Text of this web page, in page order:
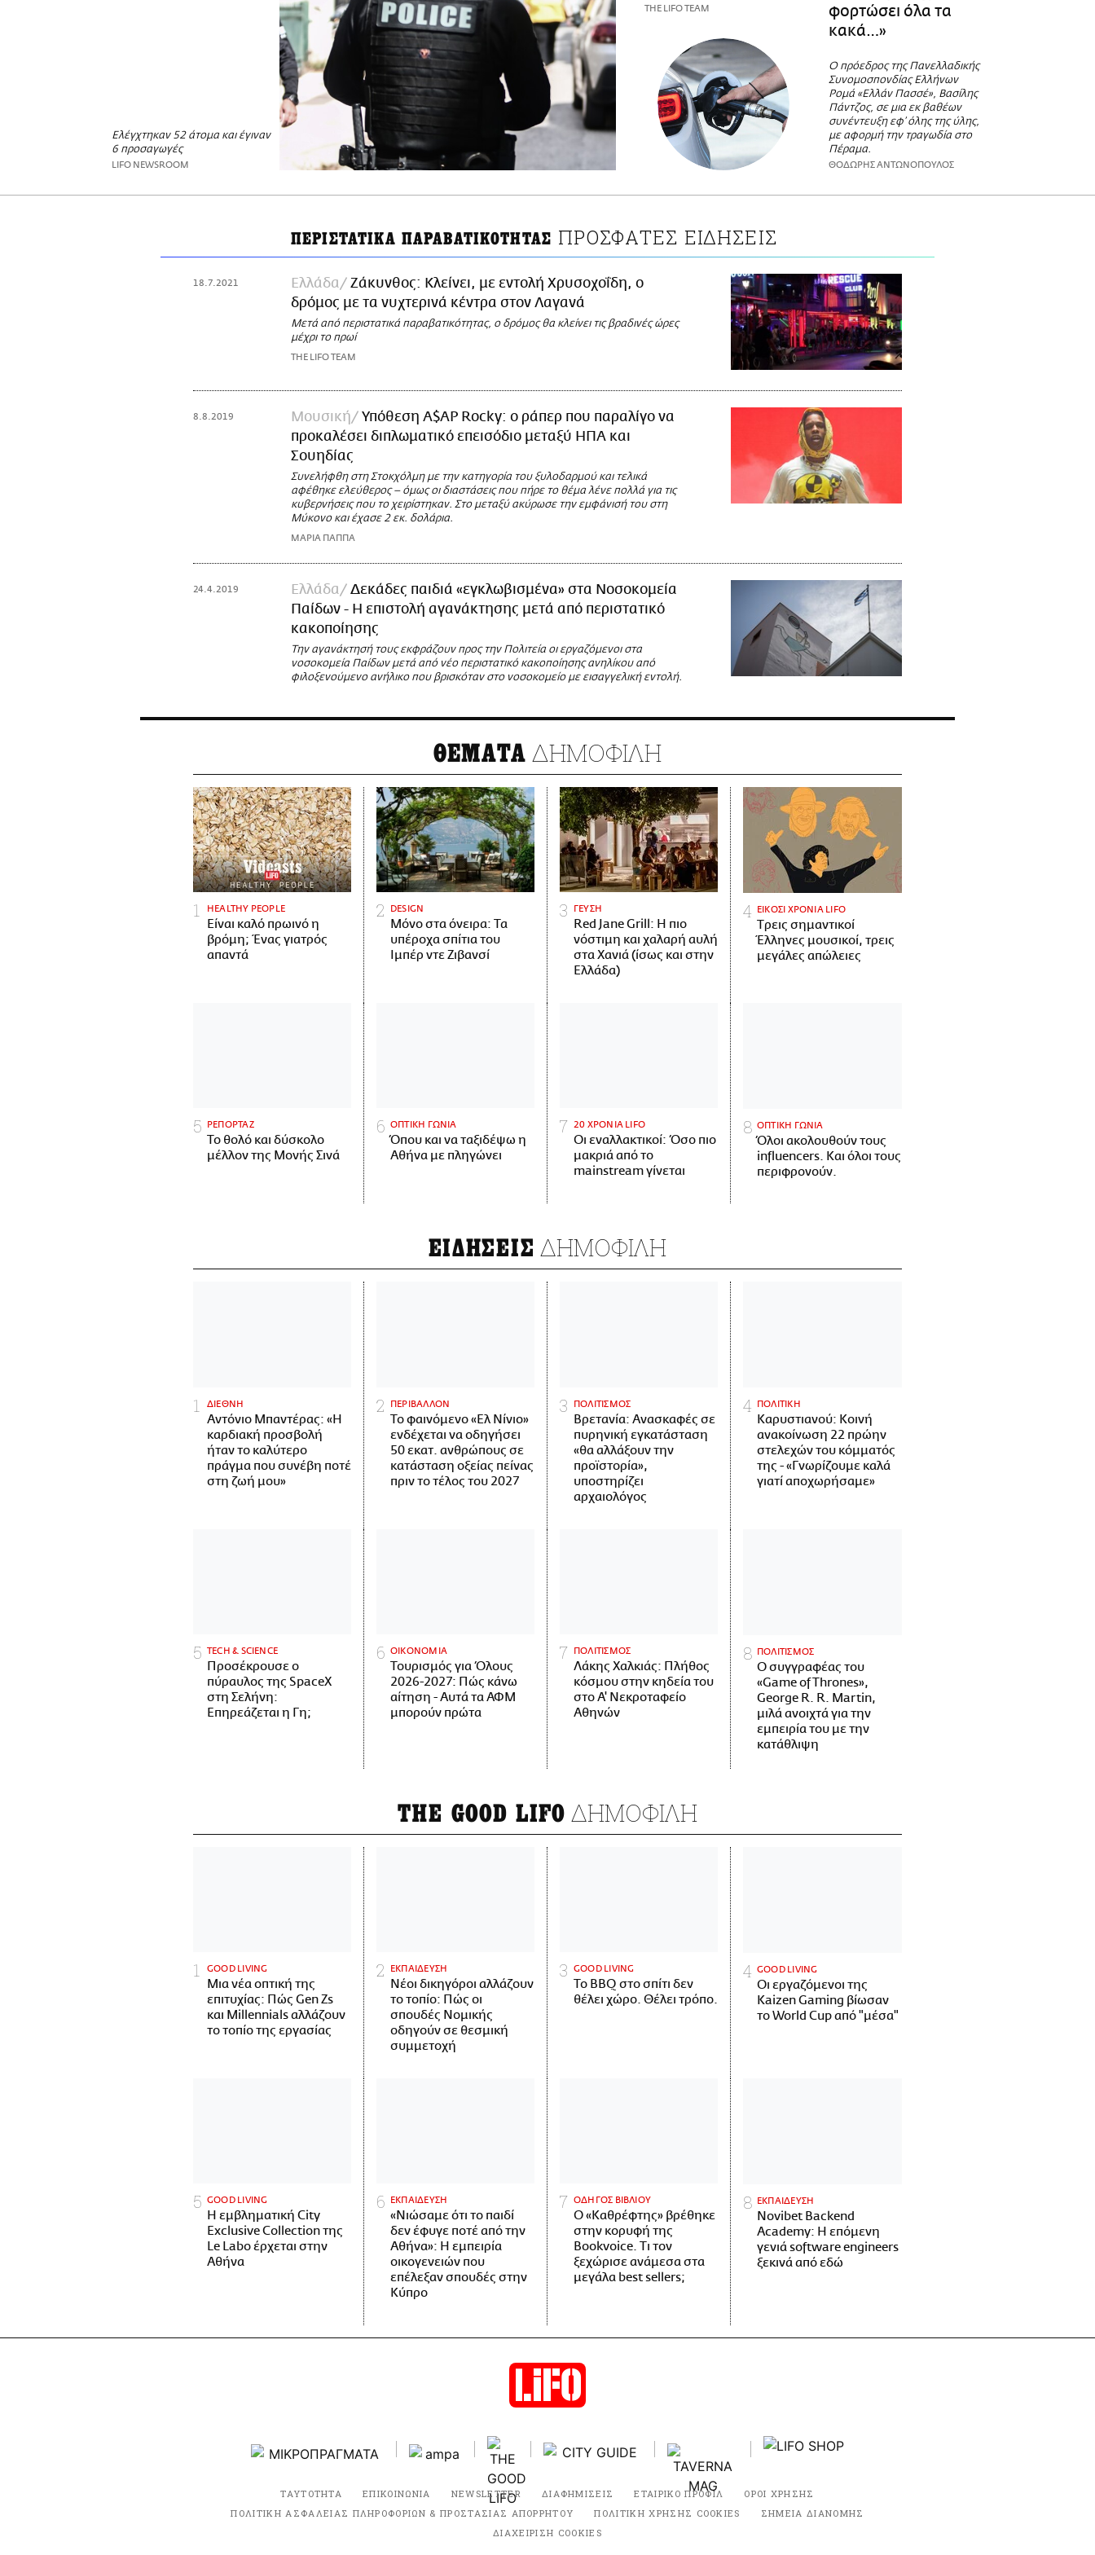
Ελέγχτηκαν 52 άτομα και έγιναν
6 προσαγωγές
LIFO NEWSROOM
THE LIFO TEAM
φορτώσει όλα τα
κακά…»
Ο πρόεδρος της Πανελλαδικής
Συνομοσπονδίας Ελλήνων
Ρομά «Ελλάν Πασσέ», Βασίλης
Πάντζος, σε μια εκ βαθέων
συνέντευξη εφ’ όλης της ύλης,
με αφορμή την τραγωδία στο
Πέραμα.
ΘΟΔΩΡΗΣ ΑΝΤΩΝΟΠΟΥΛΟΣ
ΠΕΡΙΣΤΑΤΙΚΑ ΠΑΡΑΒΑΤΙΚΟΤΗΤΑΣ ΠΡΟΣΦΑΤΕΣ ΕΙΔΗΣΕΙΣ
18.7.2021 Ελλάδα
Ζάκυνθος: Κλείνει, με εντολή Χρυσοχοΐδη, ο
δρόμος με τα νυχτερινά κέντρα στον Λαγανά
Μετά από περιστατικά παραβατικότητας, ο δρόμος θα κλείνει τις βραδινές ώρες
μέχρι το πρωί
THE LIFO TEAM
8.8.2019 Μουσική
Υπόθεση A$AP Rocky: ο ράπερ που παραλίγο να
προκαλέσει διπλωματικό επεισόδιο μεταξύ ΗΠΑ και
Σουηδίας
Συνελήφθη στη Στοκχόλμη με την κατηγορία του ξυλοδαρμού και τελικά
αφέθηκε ελεύθερος – όμως οι διαστάσεις που πήρε το θέμα λένε πολλά για τις
κυβερνήσεις που το χειρίστηκαν. Στο μεταξύ ακύρωσε την εμφάνισή του στη
Μύκονο και έχασε 2 εκ. δολάρια.
ΜΑΡΙΑ ΠΑΠΠΑ
24.4.2019 Ελλάδα
Δεκάδες παιδιά «εγκλωβισμένα» στα Νοσοκομεία
Παίδων - Η επιστολή αγανάκτησης μετά από περιστατικό
κακοποίησης
Την αγανάκτησή τους εκφράζουν προς την Πολιτεία οι εργαζόμενοι στα
νοσοκομεία Παίδων μετά από νέο περιστατικό κακοποίησης ανηλίκου από
φιλοξενούμενο ανήλικο που βρισκόταν στο νοσοκομείο με εισαγγελική εντολή.
ΘΕΜΑΤΑ ΔΗΜΟΦΙΛΗ
HEALTHY PEOPLE
Είναι καλό πρωινό η
βρόμη; Ένας γιατρός
απαντά
DESIGN
Μόνο στα όνειρα: Τα
υπέροχα σπίτια του
Ιμπέρ ντε Ζιβανσί
ΓΕΥΣΗ
Red Jane Grill: Η πιο
νόστιμη και χαλαρή αυλή
στα Χανιά (ίσως και στην
Ελλάδα)
ΕΙΚΟΣΙ ΧΡΟΝΙΑ LIFO
Tρεις σημαντικοί
Έλληνες μουσικοί, τρεις
μεγάλες απώλειες
ΡΕΠΟΡΤΑΖ
Το θολό και δύσκολο
μέλλον της Μονής Σινά
ΟΠΤΙΚΗ ΓΩΝΙΑ
Όπου και να ταξιδέψω η
Αθήνα με πληγώνει
20 ΧΡΟΝΙΑ LIFO
Οι εναλλακτικοί: Όσο πιο
μακριά από το
mainstream γίνεται
ΟΠΤΙΚΗ ΓΩΝΙΑ
Όλοι ακολουθούν τους
influencers. Και όλοι τους
περιφρονούν.
ΕΙΔΗΣΕΙΣ ΔΗΜΟΦΙΛΗ
ΔΙΕΘΝΗ
Αντόνιο Μπαντέρας: «Η
καρδιακή προσβολή
ήταν το καλύτερο
πράγμα που συνέβη ποτέ
στη ζωή μου»
ΠΕΡΙΒΑΛΛΟΝ
Το φαινόμενο «Ελ Νίνιο»
ενδέχεται να οδηγήσει
50 εκατ. ανθρώπους σε
κατάσταση οξείας πείνας
πριν το τέλος του 2027
ΠΟΛΙΤΙΣΜΟΣ
Βρετανία: Ανασκαφές σε
πυρηνική εγκατάσταση
«θα αλλάξουν την
προϊστορία»,
υποστηρίζει
αρχαιολόγος
ΠΟΛΙΤΙΚΗ
Καρυστιανού: Κοινή
ανακοίνωση 22 πρώην
στελεχών του κόμματός
της - «Γνωρίζουμε καλά
γιατί αποχωρήσαμε»
ΤECH & SCIENCE
Προσέκρουσε ο
πύραυλος της SpaceX
στη Σελήνη:
Επηρεάζεται η Γη;
ΟΙΚΟΝΟΜΙΑ
Τουρισμός για Όλους
2026-2027: Πώς κάνω
αίτηση - Αυτά τα ΑΦΜ
μπορούν πρώτα
ΠΟΛΙΤΙΣΜΟΣ
Λάκης Χαλκιάς: Πλήθος
κόσμου στην κηδεία του
στο Α' Νεκροταφείο
Αθηνών
ΠΟΛΙΤΙΣΜΟΣ
Ο συγγραφέας του
«Game of Thrones»,
George R. R. Martin,
μιλά ανοιχτά για την
εμπειρία του με την
κατάθλιψη
THE GOOD LIFO ΔΗΜΟΦΙΛΗ
GOOD LIVING
Μια νέα οπτική της
επιτυχίας: Πώς Gen Zs
και Millennials αλλάζουν
το τοπίο της εργασίας
ΕΚΠΑΙΔΕΥΣΗ
Νέοι δικηγόροι αλλάζουν
το τοπίο: Πώς οι
σπουδές Νομικής
οδηγούν σε θεσμική
συμμετοχή
GOOD LIVING
Το BBQ στο σπίτι δεν
θέλει χώρο. Θέλει τρόπο.
GOOD LIVING
Οι εργαζόμενοι της
Kaizen Gaming βίωσαν
το World Cup από "μέσα"
GOOD LIVING
Η εμβληματική City
Exclusive Collection της
Le Labo έρχεται στην
Αθήνα
ΕΚΠΑΙΔΕΥΣΗ
«Νιώσαμε ότι το παιδί
δεν έφυγε ποτέ από την
Αθήνα»: Η εμπειρία
οικογενειών που
επέλεξαν σπουδές στην
Κύπρο
ΟΔΗΓΟΣ ΒΙΒΛΙΟΥ
Ο «Καθρέφτης» βρέθηκε
στην κορυφή της
Bookvoice. Τι τον
ξεχώρισε ανάμεσα στα
μεγάλα best sellers;
ΕΚΠΑΙΔΕΥΣΗ
Novibet Backend
Academy: Η επόμενη
γενιά software engineers
ξεκινά από εδώ
ΤΑΥΤΟΤΗΤΑ ΕΠΙΚΟΙΝΩΝΙΑ NEWSLETTER ΔΙΑΦΗΜΙΣΕΙΣ ΕΤΑΙΡΙΚΟ ΠΡΟΦΙΛ
ΟΡΟΙ ΧΡΗΣΗΣ
ΠΟΛΙΤΙΚΗ ΑΣΦΑΛΕΙΑΣ ΠΛΗΡΟΦΟΡΙΩΝ & ΠΡΟΣΤΑΣΙΑΣ ΑΠΟΡΡΗΤΟΥ
ΠΟΛΙΤΙΚΗ ΧΡΗΣΗΣ COOKIES
ΣΗΜΕΙΑ ΔΙΑΝΟΜΗΣ
ΔΙΑΧΕΙΡΙΣΗ COOKIES